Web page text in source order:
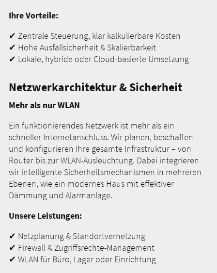
Ihre Vorteile:
✔ Zentrale Steuerung, klar kalkulierbare Kosten
✔ Hohe Ausfallsicherheit & Skalierbarkeit
✔ Lokale, hybride oder Cloud-basierte Umsetzung
Netzwerkarchitektur & Sicherheit
Mehr als nur WLAN
Ein funktionierendes Netzwerk ist mehr als ein
schneller Internetanschluss. Wir planen, beschaffen
und konfigurieren Ihre gesamte Infrastruktur – von
Router bis zur WLAN-Ausleuchtung. Dabei integrieren
wir intelligente Sicherheitsmechanismen in mehreren
Ebenen, wie ein modernes Haus mit effektiver
Dämmung und Alarmanlage.
Unsere Leistungen:
✔ Netzplanung & Standortvernetzung
✔ Firewall & Zugriffsrechte-Management
✔ WLAN für Büro, Lager oder Einrichtung